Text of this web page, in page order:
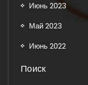
Июнь 2023
Май 2023
Июнь 2022
Поиск